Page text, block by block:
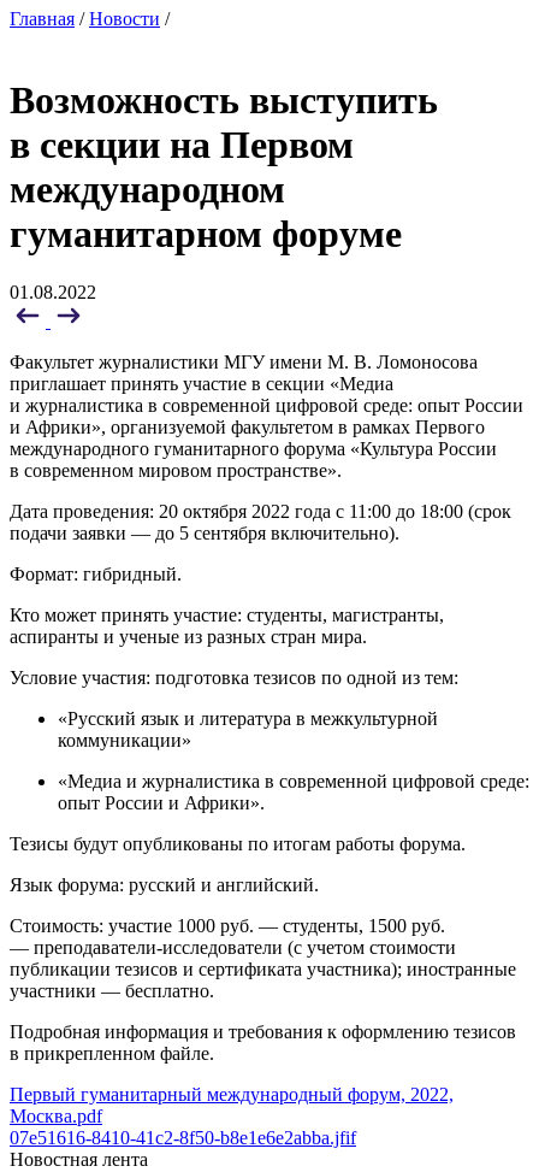
Главная /Новости /
Возможность выступить
в секции на Первом
международном
гуманитарном форуме
01.08.2022
Факультет журналистики МГУ имени М. В. Ломоносова
приглашает принять участие в секции «Медиа
и журналистика в современной цифровой среде: опыт России
и Африки», организуемой факультетом в рамках Первого
международного гуманитарного форума «Культура России
в современном мировом пространстве».
Дата проведения: 20 октября 2022 года с 11:00 до 18:00 (срок
подачи заявки — до 5 сентября включительно).
Формат: гибридный.
Кто может принять участие: студенты, магистранты,
аспиранты и ученые из разных стран мира.
Условие участия: подготовка тезисов по одной из тем:
«Русский язык и литература в межкультурной
коммуникации»
«Медиа и журналистика в современной цифровой среде:
опыт России и Африки».
Тезисы будут опубликованы по итогам работы форума.
Язык форума: русский и английский.
Стоимость: участие 1000 руб. — студенты, 1500 руб.
— преподаватели-исследователи (c учетом стоимости
публикации тезисов и сертификата участника); иностранные
участники — бесплатно.
Подробная информация и требования к оформлению тезисов
в прикрепленном файле.
Первый гуманитарный международный форум, 2022,
Москва.pdf
07e51616-8410-41c2-8f50-b8e1e6e2abba.jfif
Новостная лента